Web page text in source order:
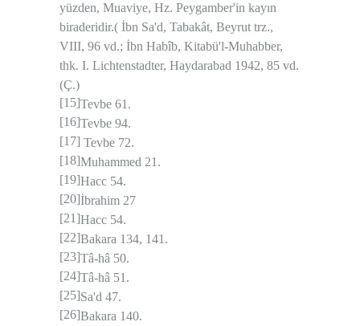
yüzden, Muaviye, Hz. Peygamber'in kayın
biraderidir.( İbn Sa'd, Tabakât, Beyrut trz.,
VIII, 96 vd.; İbn Habîb, Kitabü'l-Muhabber,
thk. I. Lichtenstadter, Haydarabad 1942, 85 vd.
(Ç.)
[15]Tevbe 61.
[16]Tevbe 94.
[17] Tevbe 72.
[18]Muhammed 21.
[19]Hacc 54.
[20]İbrahim 27
[21]Hacc 54.
[22]Bakara 134, 141.
[23]Tâ-hâ 50.
[24]Tâ-hâ 51.
[25]Sa'd 47.
[26]Bakara 140.